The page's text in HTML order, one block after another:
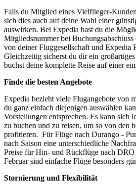
Falls du Mitglied eines Vielflieger-
sich dies auch auf deine Wahl einer
auswirken. Bei Expedia hast du die
Mitgliedsnummer bei
von deiner Fluggesellschaft und Expedia
Gleichzeitig sicherst du dir ein
buchst deine komplette Reise auf einer
Finde die besten Angebote
Expedia bezieht viele Flugangebote von
du ganz einfach diejenigen auswählen
Vorstellungen entsprechen. Es kann sich
zu buchen und zu reisen, um so von den
profitieren. Für Flüge nach Durango -
nach Saison eine unterschiedliche
Preise für Hin- und Rückflüge nach
Februar sind einfache Flüge besonders
Stornierung und Flexibilität